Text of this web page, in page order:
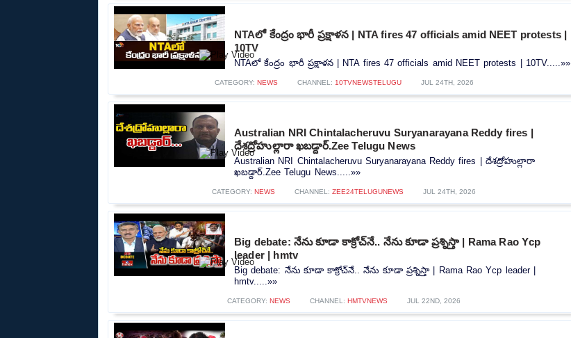
NTAలో కేంద్రం భారీ ప్రక్షాళన | NTA fires 47 officials amid NEET protests |
10TV
NTAలో కేంద్రం భారీ ప్రక్షాళన | NTA fires 47 officials amid NEET protests | 10TV.....»»
CATEGORY: NEWS CHANNEL: 10TVNEWSTELUGU JUL 24TH, 2026
Australian NRI Chintalacheruvu Suryanarayana Reddy fires |
దేశద్రోహుల్లారా ఖబడ్దార్.Zee Telugu News
Australian NRI Chintalacheruvu Suryanarayana Reddy fires | దేశద్రోహుల్లారా
ఖబడ్దార్.Zee Telugu News.....»»
CATEGORY: NEWS CHANNEL: ZEE24TELUGUNEWS JUL 24TH, 2026
Big debate: నేను కూడా కాక్రోచ్‌నే.. నేను కూడా ప్రశ్నిస్తా | Rama Rao Ycp
leader | hmtv
Big debate: నేను కూడా కాక్రోచ్‌నే.. నేను కూడా ప్రశ్నిస్తా | Rama Rao Ycp leader |
hmtv.....»»
CATEGORY: NEWS CHANNEL: HMTVNEWS JUL 22ND, 2026